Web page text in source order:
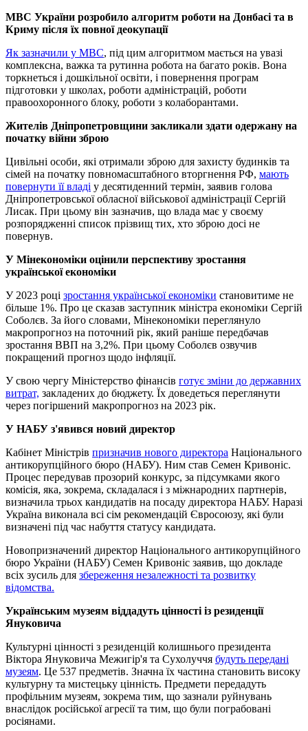
МВС України розробило алгоритм роботи на Донбасі та в
Криму після їх повної деокупації
Як зазначили у МВС, під цим алгоритмом мається на увазі
комплексна, важка та рутинна робота на багато років. Вона
торкнеться і дошкільної освіти, і повернення програм
підготовки у школах, роботи адміністрацій, роботи
правоохоронного блоку, роботи з колаборантами.
Жителів Дніпропетровщини закликали здати одержану на
початку війни зброю
Цивільні особи, які отримали зброю для захисту будинків та
сімей на початку повномасштабного вторгнення РФ, мають
повернути її владі у десятиденний термін, заявив голова
Дніпропетровської обласної військової адміністрації Сергій
Лисак. При цьому він зазначив, що влада має у своєму
розпорядженні список прізвищ тих, хто зброю досі не
повернув.
У Мінекономіки оцінили перспективу зростання
української економіки
У 2023 році зростання української економіки становитиме не
більше 1%. Про це сказав заступник міністра економіки Сергій
Соболєв. За його словами, Мінекономіки переглянуло
макропрогноз на поточний рік, який раніше передбачав
зростання ВВП на 3,2%. При цьому Соболєв озвучив
покращений прогноз щодо інфляції.
У свою чергу Міністерство фінансів готує зміни до державних
витрат, закладених до бюджету. Їх доведеться переглянути
через погіршений макропрогноз на 2023 рік.
У НАБУ з'явився новий директор
Кабінет Міністрів призначив нового директора Національного
антикорупційного бюро (НАБУ). Ним став Семен Кривоніс.
Процес передував прозорий конкурс, за підсумками якого
комісія, яка, зокрема, складалася і з міжнародних партнерів,
визначила трьох кандидатів на посаду директора НАБУ. Наразі
Україна виконала всі сім рекомендацій Євросоюзу, які були
визначені під час набуття статусу кандидата.
Новопризначений директор Національного антикорупційного
бюро України (НАБУ) Семен Кривоніс заявив, що докладе
всіх зусиль для збереження незалежності та розвитку
відомства.
Українським музеям віддадуть цінності із резиденції
Януковича
Культурні цінності з резиденцій колишнього президента
Віктора Януковича Межигір'я та Сухолуччя будуть передані
музеям. Це 537 предметів. Значна їх частина становить високу
культурну та мистецьку цінність. Предмети передадуть
профільним музеям, зокрема тим, що зазнали руйнувань
внаслідок російської агресії та тим, що були пограбовані
росіянами.